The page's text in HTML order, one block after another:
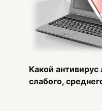
Какой
слабого,